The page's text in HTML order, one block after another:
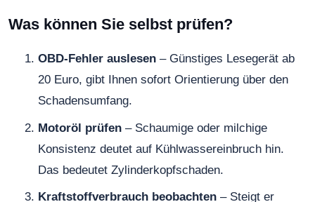
Was können Sie selbst prüfen?
OBD-Fehler auslesen – Günstiges Lesegerät ab
20 Euro, gibt Ihnen sofort Orientierung über den
Schadensumfang.
Motoröl prüfen – Schaumige oder milchige
Konsistenz deutet auf Kühlwassereinbruch hin.
Das bedeutet Zylinderkopfschaden.
Kraftstoffverbrauch beobachten – Steigt er